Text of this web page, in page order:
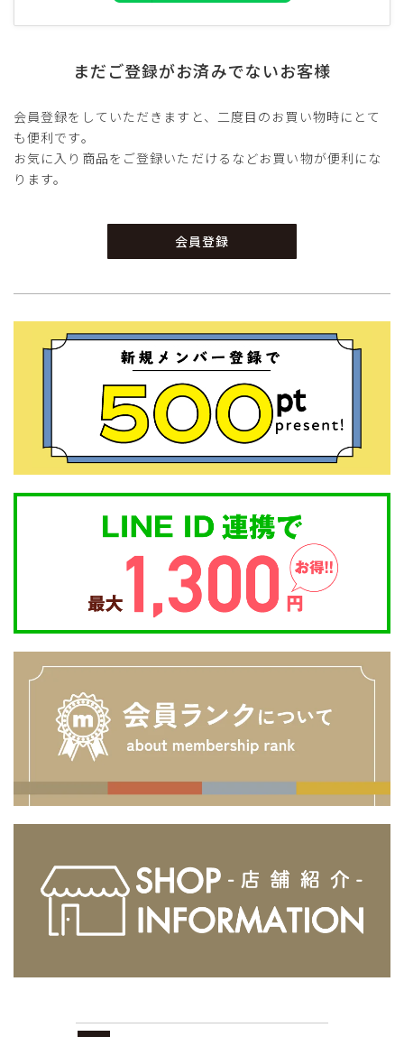
まだご登録がお済みでないお客様
会員登録をしていただきますと、二度目のお買い物時にとて
も便利です。
お気に入り商品をご登録いただけるなどお買い物が便利にな
ります。
会員登録